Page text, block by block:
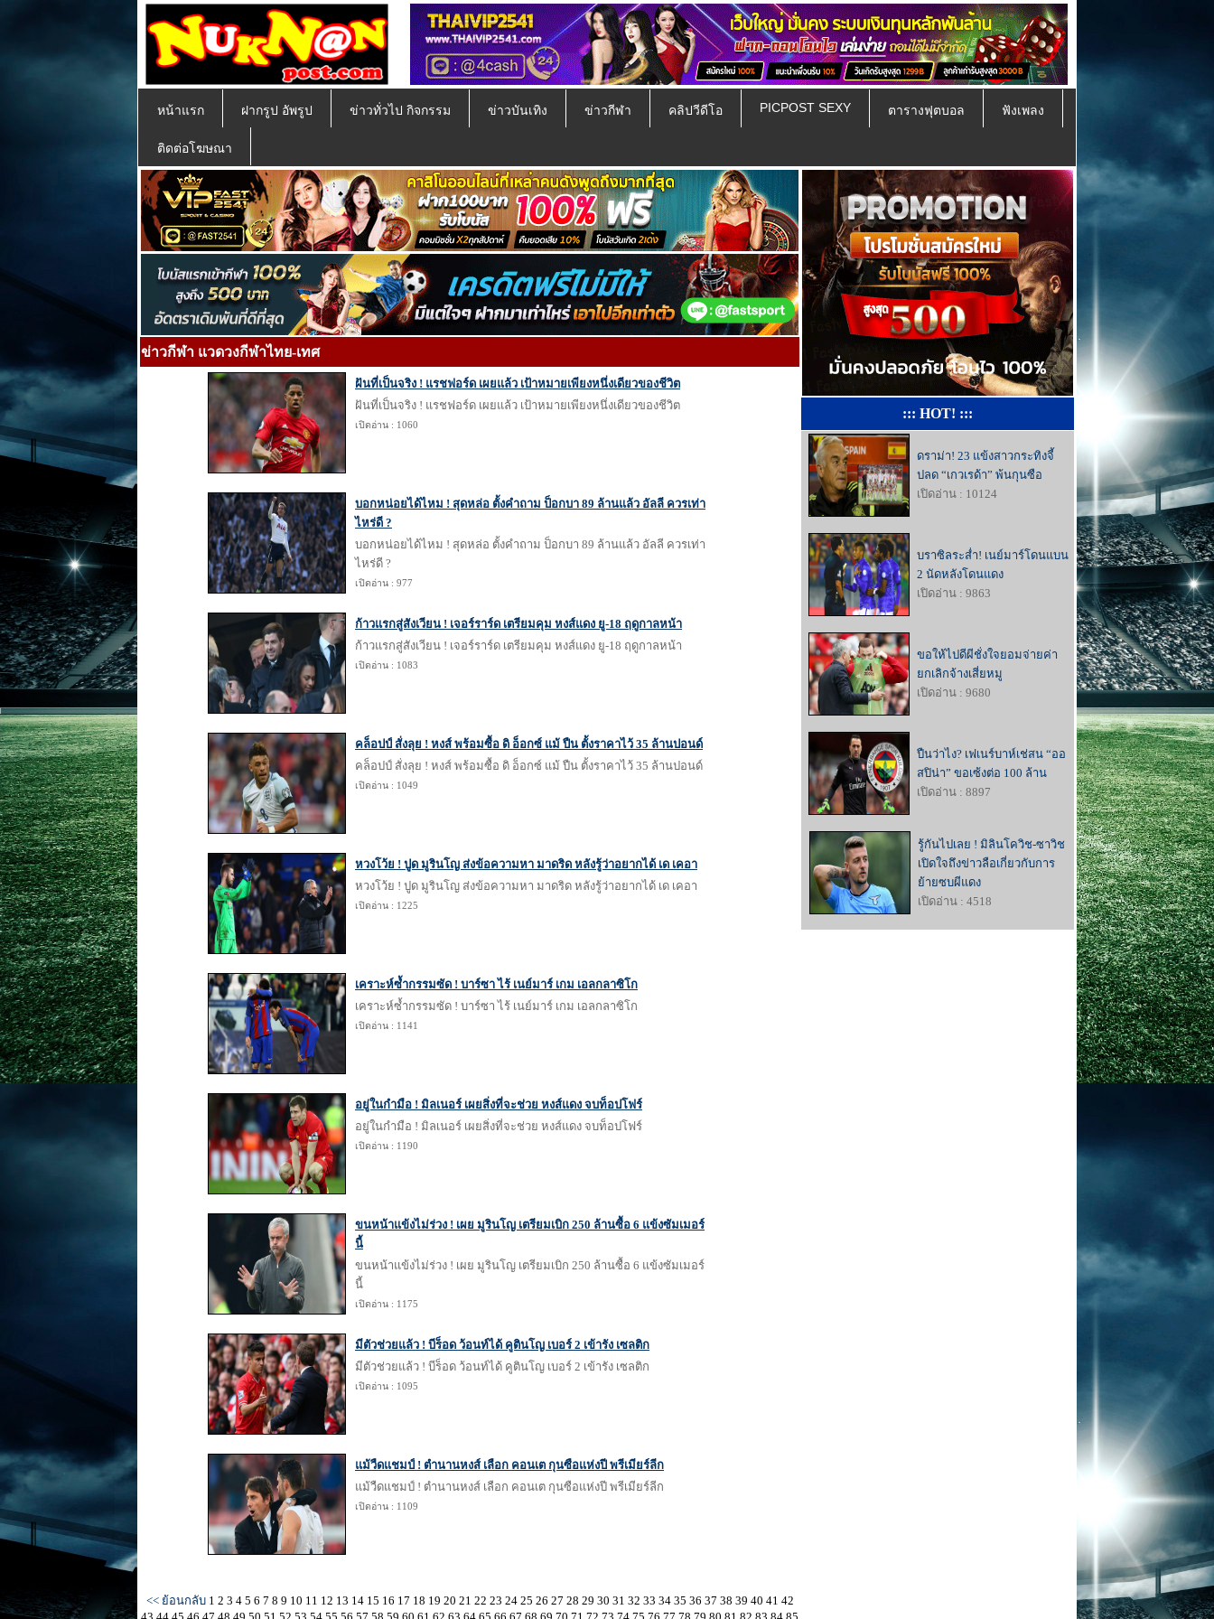
หน้าแรก ฝากรูป อัพรูป ข่าวทั่วไป กิจกรรม ข่าวบันเทิง ข่าวกีฬา คลิปวีดีโอ PICPOST SEXY ตารางฟุตบอล ฟังเพลง
ติดต่อโฆษณา
ข่าวกีฬา แวดวงกีฬาไทย-เทศ
ฝันที่เป็นจริง ! แรชฟอร์ด เผยแล้ว เป้าหมายเพียงหนึ่งเดียวของชีวิต
ฝันที่เป็นจริง ! แรชฟอร์ด เผยแล้ว เป้าหมายเพียงหนึ่งเดียวของชีวิต
เปิดอ่าน : 1060
บอกหน่อยได้ไหม ! สุดหล่อ ตั้งคำถาม ป็อกบา 89 ล้านแล้ว อัลลี ควรเท่า
ไหร่ดี ?
บอกหน่อยได้ไหม ! สุดหล่อ ตั้งคำถาม ป็อกบา 89 ล้านแล้ว อัลลี ควรเท่า
ไหร่ดี ?
เปิดอ่าน : 977
ก้าวแรกสู่สังเวียน ! เจอร์ราร์ด เตรียมคุม หงส์แดง ยู-18 ฤดูกาลหน้า
ก้าวแรกสู่สังเวียน ! เจอร์ราร์ด เตรียมคุม หงส์แดง ยู-18 ฤดูกาลหน้า
เปิดอ่าน : 1083
คล็อปป์ สั่งลุย ! หงส์ พร้อมซื้อ ดิ อ็อกซ์ แม้ ปืน ตั้งราคาไว้ 35 ล้านปอนด์
คล็อปป์ สั่งลุย ! หงส์ พร้อมซื้อ ดิ อ็อกซ์ แม้ ปืน ตั้งราคาไว้ 35 ล้านปอนด์
เปิดอ่าน : 1049
หวงโว้ย ! ปูด มูรินโญ ส่งข้อความหา มาดริด หลังรู้ว่าอยากได้ เด เคอา
หวงโว้ย ! ปูด มูรินโญ ส่งข้อความหา มาดริด หลังรู้ว่าอยากได้ เด เคอา
เปิดอ่าน : 1225
เคราะห์ซ้ำกรรมซัด ! บาร์ซา ไร้ เนย์มาร์ เกม เอลกลาซิโก
เคราะห์ซ้ำกรรมซัด ! บาร์ซา ไร้ เนย์มาร์ เกม เอลกลาซิโก
เปิดอ่าน : 1141
อยู่ในกำมือ ! มิลเนอร์ เผยสิ่งที่จะช่วย หงส์แดง จบท็อปโฟร์
อยู่ในกำมือ ! มิลเนอร์ เผยสิ่งที่จะช่วย หงส์แดง จบท็อปโฟร์
เปิดอ่าน : 1190
ขนหน้าแข้งไม่ร่วง ! เผย มูรินโญ เตรียมเบิก 250 ล้านซื้อ 6 แข้งซัมเมอร์
นี้
ขนหน้าแข้งไม่ร่วง ! เผย มูรินโญ เตรียมเบิก 250 ล้านซื้อ 6 แข้งซัมเมอร์
นี้
เปิดอ่าน : 1175
มีตัวช่วยแล้ว ! บีร็อด ว้อนท์ได้ คูตินโญ เบอร์ 2 เข้ารัง เซลติก
มีตัวช่วยแล้ว ! บีร็อด ว้อนท์ได้ คูตินโญ เบอร์ 2 เข้ารัง เซลติก
เปิดอ่าน : 1095
แม้วืดแชมป์ ! ตำนานหงส์ เลือก คอนเต กุนซือแห่งปี พรีเมียร์ลีก
แม้วืดแชมป์ ! ตำนานหงส์ เลือก คอนเต กุนซือแห่งปี พรีเมียร์ลีก
เปิดอ่าน : 1109
<< ย้อนกลับ 1 2 3 4 5 6 7 8 9 10 11 12 13 14 15 16 17 18 19 20 21 22 23 24 25 26 27 28 29 30 31 32 33 34 35 36 37 38 39 40 41 42
::: HOT! :::
ดราม่า! 23 แข้งสาวกระทิงจี้
ปลด “เกวเรด้า” พ้นกุนซือ
เปิดอ่าน : 10124
บราซิลระส่ำ! เนย์มาร์โดนแบน
2 นัดหลังโดนแดง
เปิดอ่าน : 9863
ขอให้ไปดีผีชั่งใจยอมจ่ายค่า
ยกเลิกจ้างเสี่ยหมู
เปิดอ่าน : 9680
ปืนว่าไง? เฟเนร์บาห์เช่สน “ออ
สปิน่า” ขอเซ้งต่อ 100 ล้าน
เปิดอ่าน : 8897
รู้กันไปเลย ! มิลินโควิช-ซาวิช
เปิดใจถึงข่าวลือเกี่ยวกับการ
ย้ายซบผีแดง
เปิดอ่าน : 4518